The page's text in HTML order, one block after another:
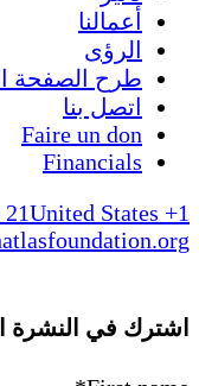
أعمالنا
الرؤى
طرح الصفحة
اتصل بنا
Faire un don
Financials
United States +1
اشترك في النشرة